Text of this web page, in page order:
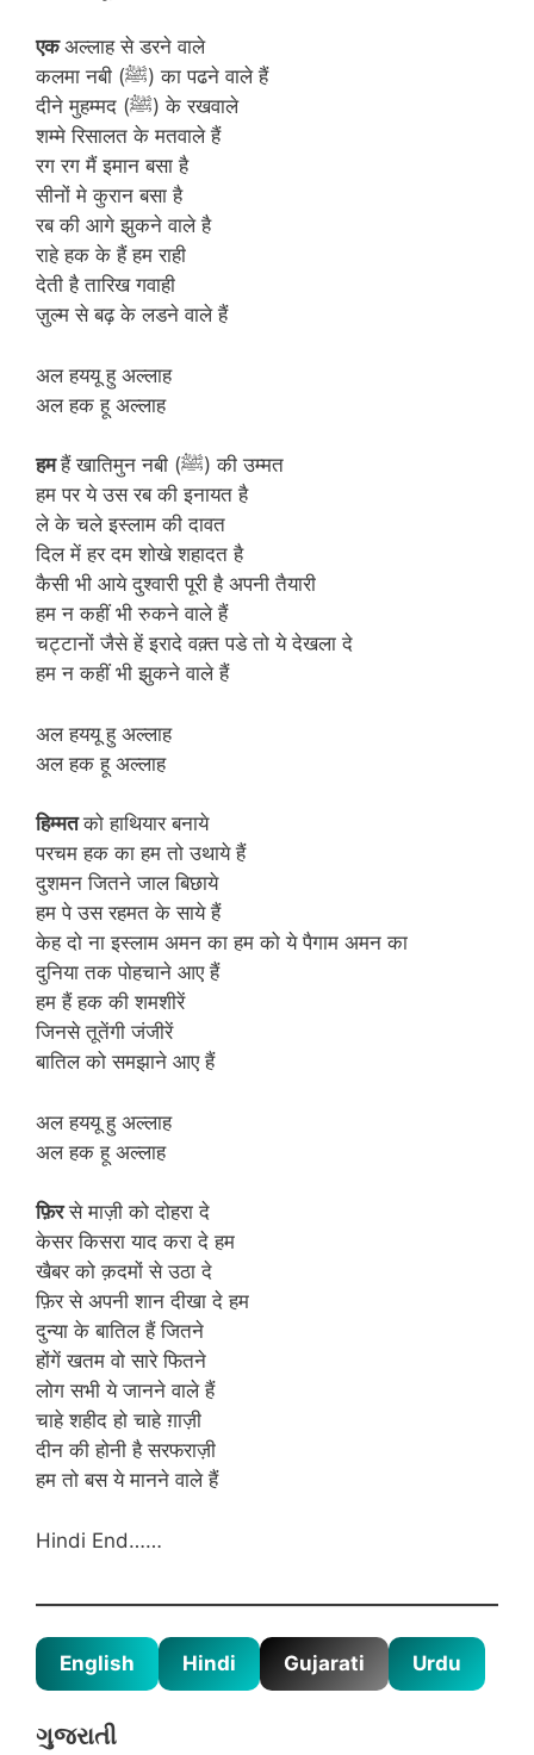
एकअल्लाह से डरने वाले
कलमा नबी (ﷺ) का पढने वाले हैं
दीने मुहम्मद (ﷺ) के रखवाले
शम्मे रिसालत के मतवाले हैं
रग रग मैं इमान बसा है
सीनों मे कुरान बसा है
रब की आगे झुकने वाले है
राहे हक के हैं हम राही
देती है तारिख गवाही
ज़ुल्म से बढ़ के लडने वाले हैं
अल हययू हु अल्लाह
अल हक हू अल्लाह
हम
हैं खातिमुन नबी (ﷺ) की उम्मत
हम पर ये उस रब की इनायत है
ले के चले इस्लाम की दावत
दिल में हर दम शोखे शहादत है
कैसी भी आये दुश्वारी पूरी है अपनी तैयारी
हम न कहीं भी रुकने वाले हैं
चट्टानों जैसे हें इरादे वक़्त पडे तो ये देखला दे
हम न कहीं भी झुकने वाले हैं
अल हययू हु अल्लाह
अल हक हू अल्लाह
हिम्मतको हाथियार बनाये
परचम हक का हम तो उथाये हैं
दुशमन जितने जाल बिछाये
हम पे उस रहमत के साये हैं
केह दो ना इस्लाम अमन का हम को ये पैगाम अमन का
दुनि‍या तक पोहचाने आए हैं
हम हैं हक की शमशीरें
जिनसे तूतेंगी जंजीरें
बातिल को समझाने आए हैं
अल हययू हु अल्लाह
अल हक हू अल्लाह
फ़िरसे माज़ी को दोहरा दे
केसर किसरा याद करा दे हम
खैबर को क़दमों से उठा दे
फ़िर से अपनी शान दीखा दे हम
दुन्या के बातिल हैं जितने
होंगें खतम वो सारे फितने
लोग सभी ये जानने वाले हैं
चाहे शहीद हो चाहे ग़ाज़ी
दीन की होनी है सरफराज़ी
हम तो बस ये मानने वाले हैं
Hindi End……
English Hindi Gujarati Urdu
ગુજરાતી